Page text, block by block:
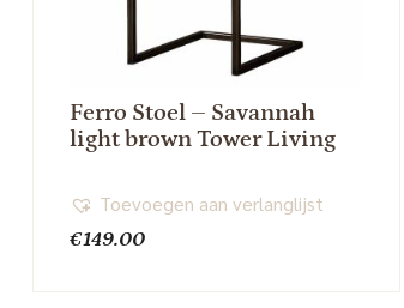
Ferro Stoel – Savannah
light brown Tower Living
€149.00
Toevoegen aan verlanglijst